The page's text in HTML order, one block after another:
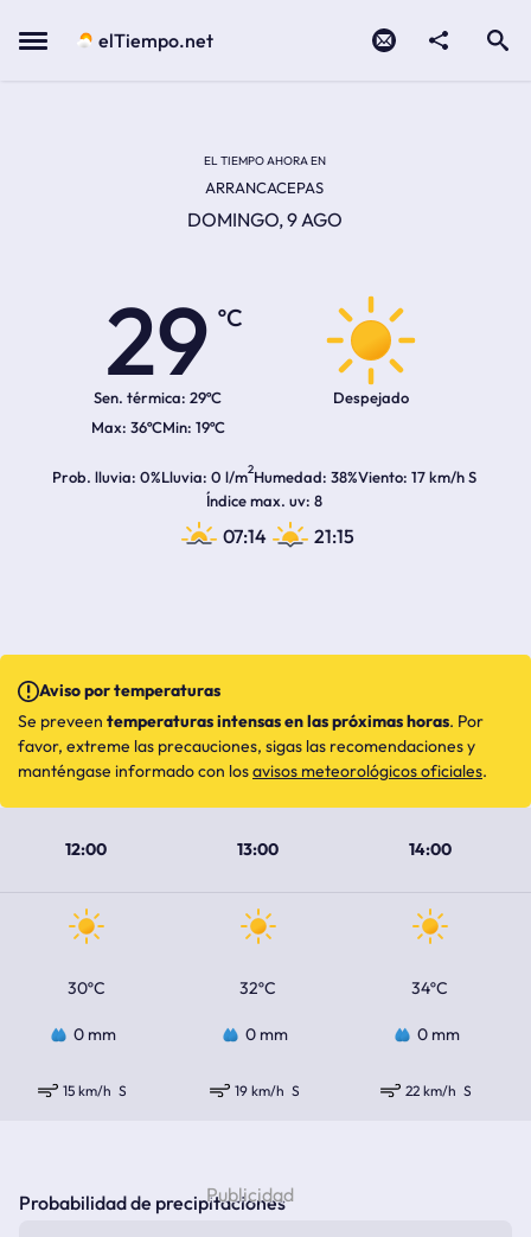
Menu elTiempo.net
EL TIEMPO AHORA EN
ARRANCACEPAS
DOMINGO, 9 AGO
29
ºC
Sen. térmica: 29ºC
36ºC 19ºC
Despejado
Prob. lluvia 0%Lluvia 0 l/m2Humedad 38%Viento 17 km/h S
Índice max. uv 8
07:14 21:15
12:00 13:00 14:00
30ºC 32ºC 34ºC
0 mm 0 mm 0 mm
15 km/h S 19 km/h S 22 km/h S
Aviso por temperaturas
Se preveen temperaturas intensas en las próximas horas. Por
favor, extreme las precauciones, sigas las recomendaciones y
manténgase informado con losavisos meteorológicos oficiales.
Probabilidad de precipitaciones